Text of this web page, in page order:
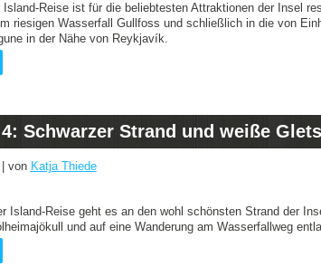
Island-Reise ist für die beliebtesten Attraktionen der Insel
riesigen Wasserfall Gullfoss und schließlich in die von
in der Nähe von Reykjavík.
Schwarzer Strand und weiße
von Katja Thiede
Island-Reise geht es an den wohl schönsten Strand der
und auf eine Wanderung am Wasserfallweg